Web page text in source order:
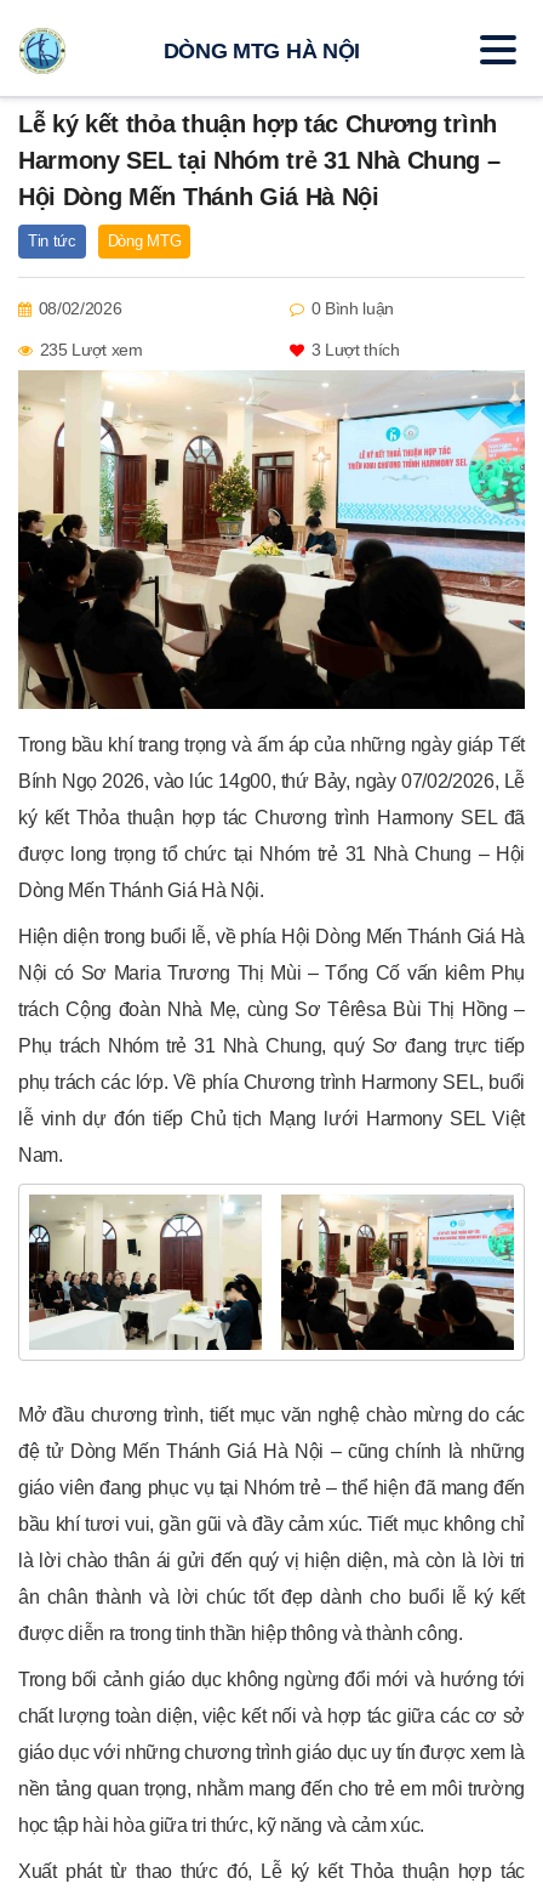
Lễ ký kết thỏa thuận hợp tác Chương trình
Harmony SEL tại Nhóm trẻ 31 Nhà Chung –
Hội Dòng Mến Thánh Giá Hà Nội
Tin tức Dòng MTG
08/02/2026 0 Bình luận
235 Lượt xem 3 Lượt thích
Trong bầu khí trang trọng và ấm áp của những ngày giáp Tết
Bính Ngọ 2026, vào lúc 14g00, thứ Bảy, ngày 07/02/2026, Lễ
ký kết Thỏa thuận hợp tác Chương trình Harmony SEL đã
được long trọng tổ chức tại Nhóm trẻ 31 Nhà Chung – Hội
Dòng Mến Thánh Giá Hà Nội.
Hiện diện trong buổi lễ, về phía Hội Dòng Mến Thánh Giá Hà
Nội có Sơ Maria Trương Thị Mùi – Tổng Cố vấn kiêm Phụ
trách Cộng đoàn Nhà Mẹ, cùng Sơ Têrêsa Bùi Thị Hồng –
Phụ trách Nhóm trẻ 31 Nhà Chung, quý Sơ đang trực tiếp
phụ trách các lớp. Về phía Chương trình Harmony SEL, buổi
lễ vinh dự đón tiếp Chủ tịch Mạng lưới Harmony SEL Việt
Nam.
Mở đầu chương trình, tiết mục văn nghệ chào mừng do các
đệ tử Dòng Mến Thánh Giá Hà Nội – cũng chính là những
giáo viên đang phục vụ tại Nhóm trẻ – thể hiện đã mang đến
bầu khí tươi vui, gần gũi và đầy cảm xúc. Tiết mục không chỉ
là lời chào thân ái gửi đến quý vị hiện diện, mà còn là lời tri
ân chân thành và lời chúc tốt đẹp dành cho buổi lễ ký kết
được diễn ra trong tinh thần hiệp thông và thành công.
Trong bối cảnh giáo dục không ngừng đổi mới và hướng tới
chất lượng toàn diện, việc kết nối và hợp tác giữa các cơ sở
giáo dục với những chương trình giáo dục uy tín được xem là
nền tảng quan trọng, nhằm mang đến cho trẻ em môi trường
học tập hài hòa giữa tri thức, kỹ năng và cảm xúc.
Xuất phát từ thao thức đó, Lễ ký kết Thỏa thuận hợp tác
DÒNG MTG HÀ NỘI